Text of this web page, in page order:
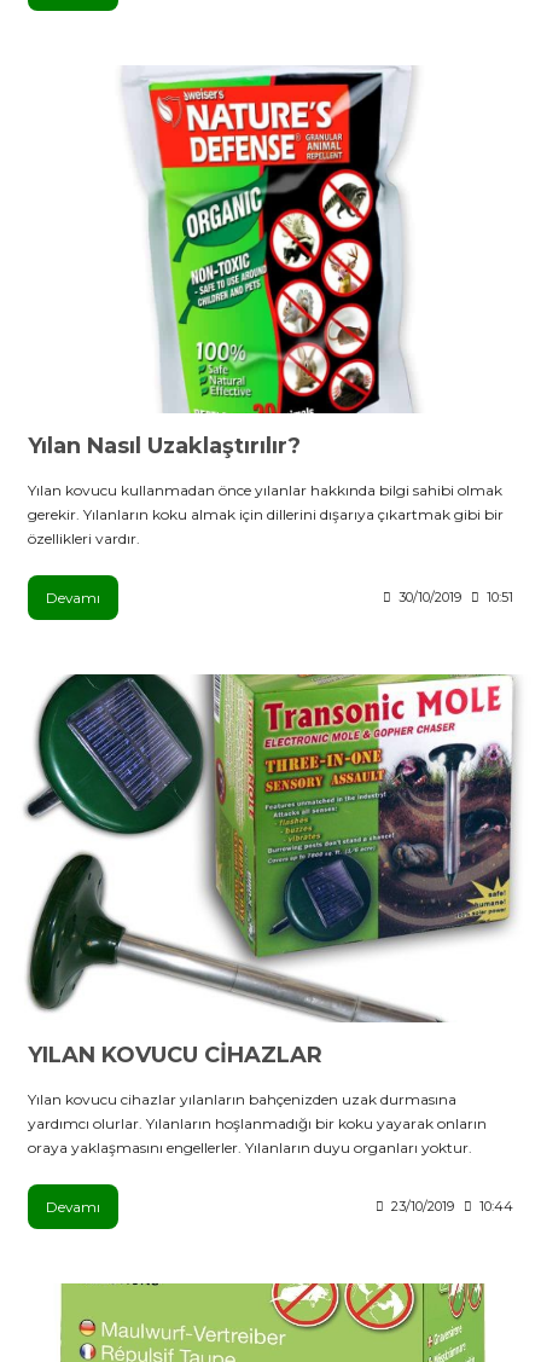
Yılan Nasıl Uzaklaştırılır?
Yılan kovucu kullanmadan önce yılanlar hakkında bilgi sahibi olmak
gerekir. Yılanların koku almak için dillerini dışarıya çıkartmak gibi bir
özellikleri vardır.
Devamı 30/10/2019 10:51
YILAN KOVUCU CİHAZLAR
Yılan kovucu cihazlar yılanların bahçenizden uzak durmasına
yardımcı olurlar. Yılanların hoşlanmadığı bir koku yayarak onların
oraya yaklaşmasını engellerler. Yılanların duyu organları yoktur.
Devamı 23/10/2019 10:44